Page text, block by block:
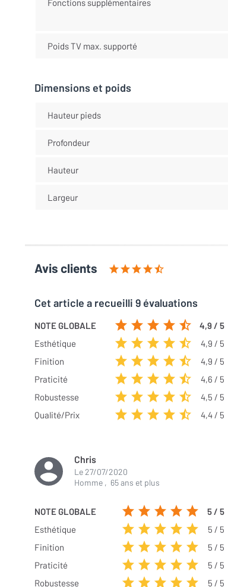
Poids TV max. supporté
Dimensions et poids
Hauteur pieds
Profondeur
Hauteur
Largeur
Avis clients
Cet article a recueilli 9 évaluations
NOTE GLOBALE
4,9 / 5
Esthétique
4,9 / 5
Finition
4,9 / 5
Praticité
4,6 / 5
Robustesse
4,5 / 5
Qualité/Prix
4,4 / 5
Chris
Le27/07/2020
Homme , 65 ans et plus
NOTE GLOBALE 5/ 5
Esthétique
5 / 5
Finition
5 / 5
Praticité
5 / 5
Robustesse
5 / 5